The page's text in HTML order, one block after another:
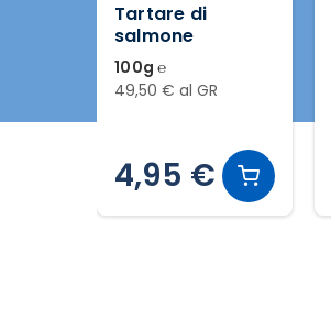
Tartare di
salmone
100g ℮
49,50 € al GR
4,95 €